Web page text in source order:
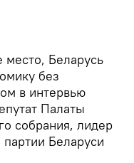
место, Беларусь
без
в интервью
Палаты
собрания, лидер
Беларуси